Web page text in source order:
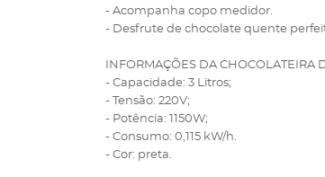
- Acompanha copo medidor.
- Desfrute de chocolate quente
INFORMAÇÕES DA CHOCOLATEIRA
- Capacidade: 3 Litros;
- Tensão: 220V;
- Potência: 1150W;
- Consumo: 0,115 kW/h.
- Cor: preta.